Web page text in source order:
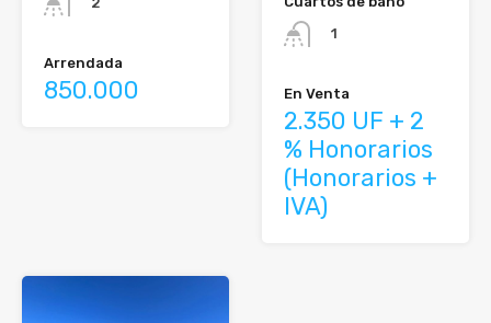
Arrendada
850.000
1
En Venta
2.350 UF + 2
% Honorarios
(Honorarios +
IVA)